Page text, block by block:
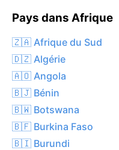
Pays dans Afrique
🇿🇦 Afrique du Sud
🇩🇿 Algérie
🇦🇴 Angola
🇧🇯 Bénin
🇧🇼 Botswana
🇧🇫 Burkina Faso
🇧🇮 Burundi